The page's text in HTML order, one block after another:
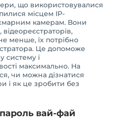
що використовувалися
місцем IP-
камерам. Вони
менше, їх потрібно
Це допоможе
систему і
максимально. На
чи можна дізнатися
і як це зробити без
вай-фай